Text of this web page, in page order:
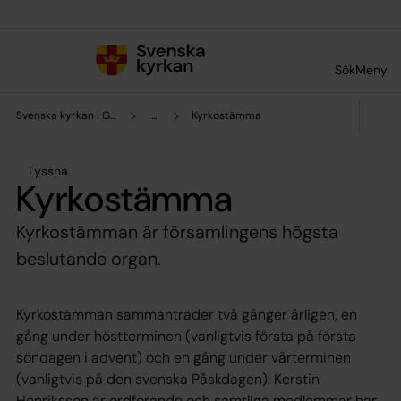
SökMeny
Svenska kyrkan i Grekland ... Kyrkostämma
Lyssna
Kyrkostämma
Kyrkostämman är församlingens högsta
beslutande organ.
Kyrkostämman sammanträder två gånger årligen, en
gång under höstterminen (vanligtvis första på första
söndagen i advent) och en gång under vårterminen
(vanligtvis på den svenska Påskdagen). Kerstin